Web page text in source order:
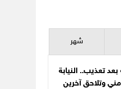
شهر
تعذيب.. النيابة
وتلاحق آخرين